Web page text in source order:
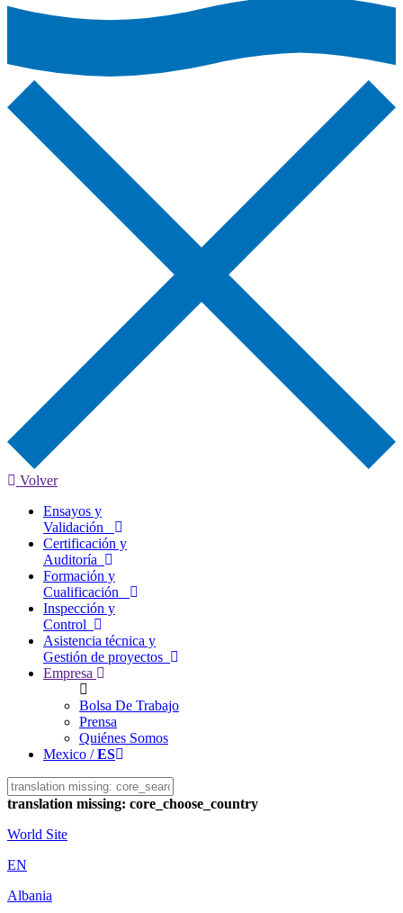
Volver
Ensayos y
Validación
Certificación y
Auditoría
Formación y
Cualificación
Inspección y
Control
Asistencia técnica y
Gestión de proyectos
Empresa
Bolsa De Trabajo
Prensa
Quiénes Somos
Mexico /ES
translation missing: core_choose_country
World Site
EN
Albania